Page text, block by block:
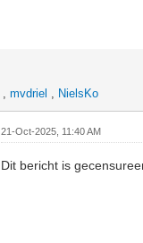
,mvdriel , NielsKo
21-Oct-2025, 11:40 AM
Dit bericht is